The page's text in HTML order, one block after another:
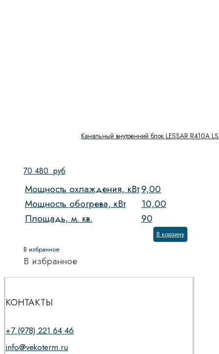
Канальный внутренний блок LESSAR R410A
70 480 руб
Мощность охлаждения, кВт9,00
Мощность обогрева, кВт
10,00
Площадь, м. кв.
90
В корзину
В избранное
В избранное
КОНТАКТЫ
+7 (978) 221 64 46
info@vekoterm.ru